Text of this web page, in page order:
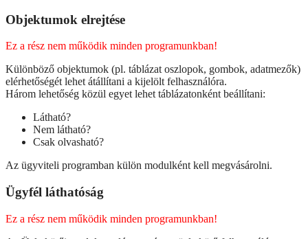
Objektumok elrejtése
Ez a rész nem működik minden programunkban!
Különböző objektumok (pl. táblázat oszlopok, gombok, adatmezők)
elérhetőségét lehet átállítani a kijelölt felhasználóra.
Három lehetőség közül egyet lehet táblázatonként beállítani:
Látható?
Nem látható?
Csak olvasható?
Az ügyviteli programban külön modulként kell megvásárolni.
Ügyfél láthatóság
Ez a rész nem működik minden programunkban!